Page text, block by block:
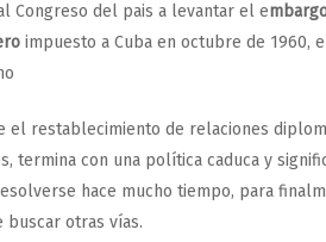
Congreso del pais a levantar el e
impuesto a Cuba en octubre de 1960,
el restablecimiento de relaciones
termina con una política caduca y
hace mucho tiempo, para
buscar otras vías.